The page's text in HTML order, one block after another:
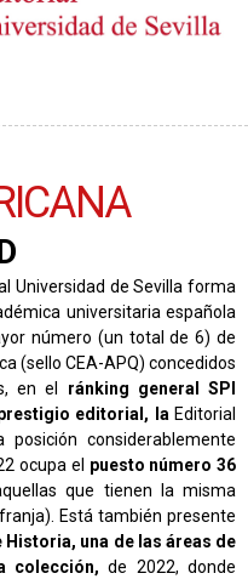
Universidad de Sevilla forma
universitaria española
número (un total de 6) de
(sello CEA-APQ) concedidos
en el ránking general SPI
editorial, laEditorial
considerablemente
ocupa el puesto número 36
que tienen la misma
Está también presente
Historia, una de las áreas de
colección, de 2022, donde